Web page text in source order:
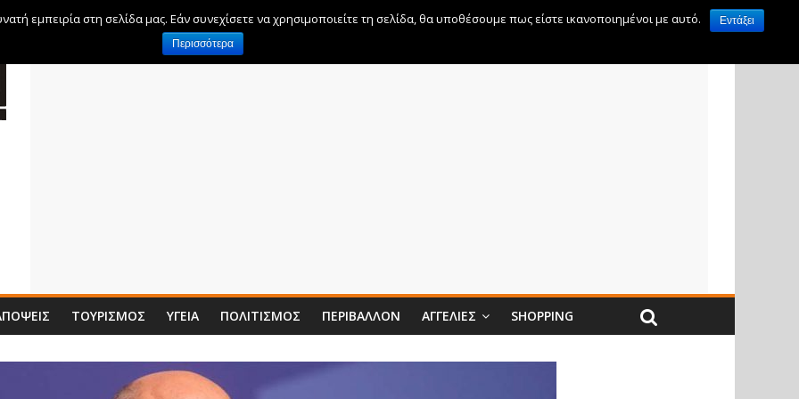
ΤΟΥΡΙΣΜΌΣ ΥΓΕΊΑ ΠΟΛΙΤΙΣΜΌΣ ΠΕΡΙΒΆΛΛΟΝ ΑΓΓΕΛΊΕΣ SHOPPING
εμπειρία στη σελίδα μας. Εάν συνεχίσετε να χρησιμοποιείτε τη σελίδα, θα υποθέσουμε πως είστε ικανοποιημένοι με αυτό.
Εντάξει
Περισσότερα